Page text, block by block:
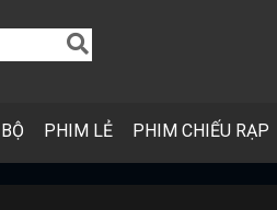
PHIM LẺ PHIM CHIẾU RẠP